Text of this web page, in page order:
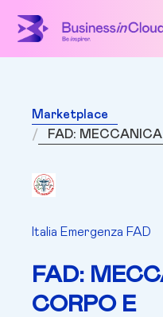
Marketplace
FAD:
Italia Emergenza FAD
FAD:
CORPO E